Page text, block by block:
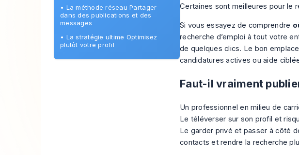
• La méthode réseau Partager
dans des publications et des
messages
• La stratégie ultime Optimisez
plutôt votre profil
Certaines sont meilleures pour le
Si vous essayez de comprendre
recherche d’emploi à tout votre
de quelques clics. Le bon
candidatures actives ou aide
Faut-il vraiment
Un professionnel en milieu de
Le téléverser sur son profil et
Le garder privé et passer à côté
contacts et rendre la recherche